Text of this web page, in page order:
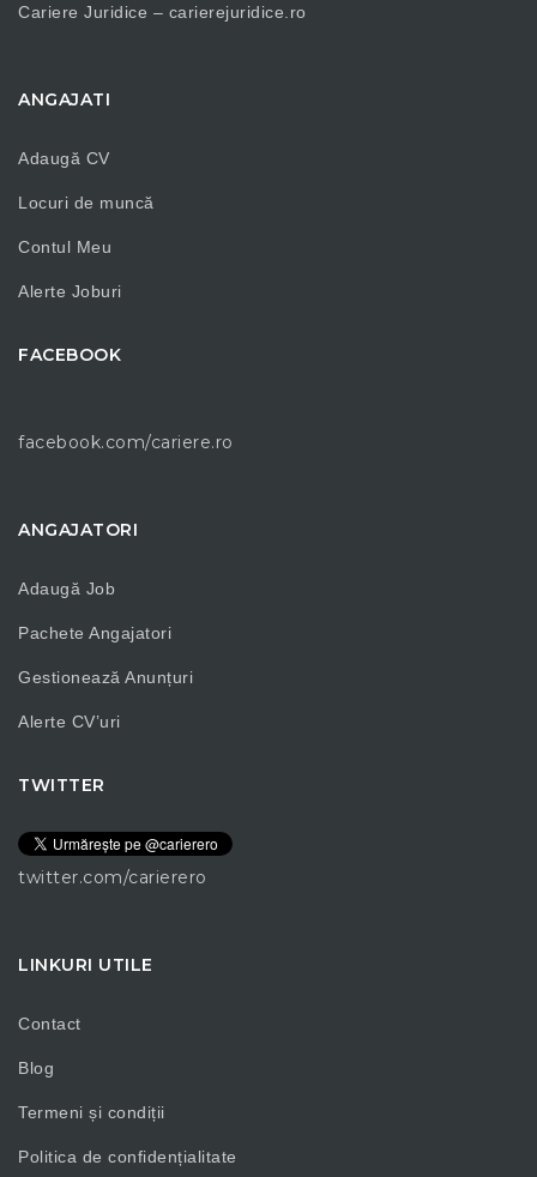
Cariere Juridice – carierejuridice.ro
ANGAJATI
Adaugă CV
Locuri de muncă
Contul Meu
Alerte Joburi
FACEBOOK
facebook.com/cariere.ro
ANGAJATORI
Adaugă Job
Pachete Angajatori
Gestionează Anunțuri
Alerte CV’uri
TWITTER
twitter.com/carierero
LINKURI UTILE
Contact
Blog
Termeni și condiții
Politica de confidențialitate